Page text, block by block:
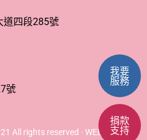
道四段285號
號
All rights reserved · WEB DESIGN
捐款
支持
我要
服務